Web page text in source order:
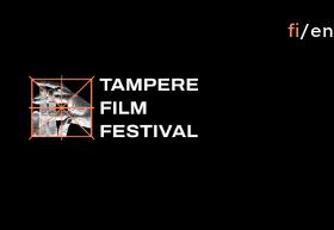
Päävalikko
fi en